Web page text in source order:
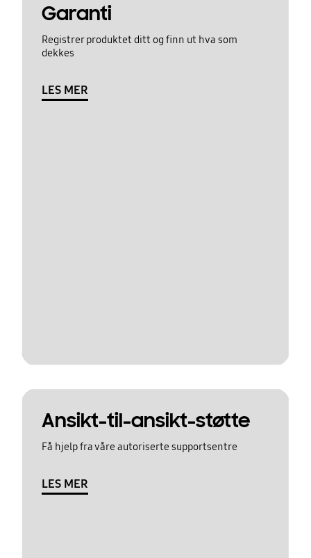
Garanti
Registrer produktet ditt og finn ut hva som
dekkes
LES MER
Ansikt-til-ansikt-støtte
Få hjelp fra våre autoriserte supportsentre
LES MER